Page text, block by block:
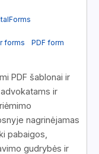
forms
PDF form
PDF šablonai ir
ir
nagrinėjamas
pabaigos,
gudrybės ir